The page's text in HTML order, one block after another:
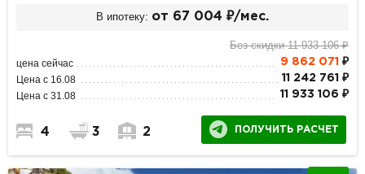
В ипотеку: от 67 004 ₽/мес.
Без скидки 11 933 106 ₽
цена сейчас 9 862 071 ₽
Цена с 16.08 11 242 761 ₽
Цена с 31.08 11 933 106 ₽
4 3 2 ПОЛУЧИТЬ РАСЧЕТ